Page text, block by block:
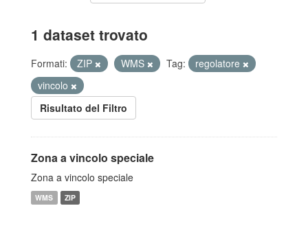
1 dataset trovato
Formati: ZIP WMS Tag:
regolatore
vincolo
Risultato del Filtro
Zona a vincolo speciale
Zona a vincolo speciale
WMS ZIP